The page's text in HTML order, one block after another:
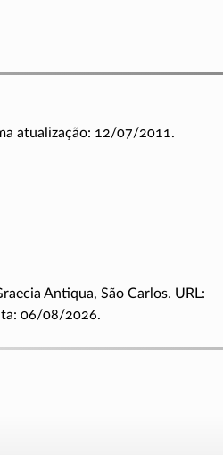
atualização: 12/07/2011.
Antiqua, São Carlos. URL:
06/08/2026.